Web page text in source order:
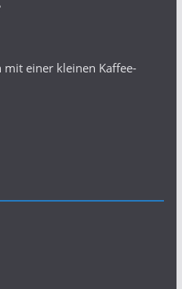
einer kleinen Kaffee-